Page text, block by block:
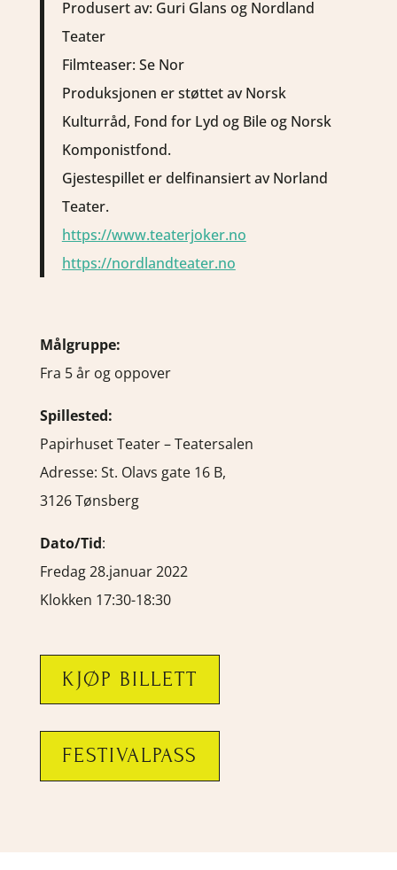
Produsert av: Guri Glans og Nordland
Teater
Filmteaser: Se Nor
Produksjonen er støttet av Norsk
Kulturråd, Fond for Lyd og Bile og Norsk
Komponistfond.
Gjestespillet er delfinansiert av Norland
Teater.
https://www.teaterjoker.no
https://nordlandteater.no
Målgruppe:
Fra 5 år og oppover
Spillested:
Papirhuset Teater – Teatersalen
Adresse: St. Olavs gate 16 B,
3126 Tønsberg
Dato/Tid:
Fredag 28.januar 2022
Klokken 17:30-18:30
KJØP BILLETT
FESTIVALPASS